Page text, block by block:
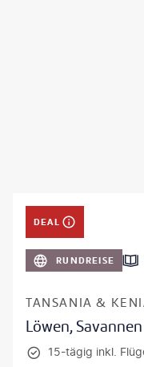
DEAL
RUNDREISE
TANSANIA &
Löwen,
15-tägig inkl.